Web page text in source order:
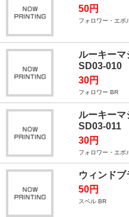
50円
フォロワー・エボ
ルーキー
SD03-010
30円
フォロワー BR
ルーキー
SD03-011
30円
フォロワー・エボ
ウィンド
50円
スペル BR